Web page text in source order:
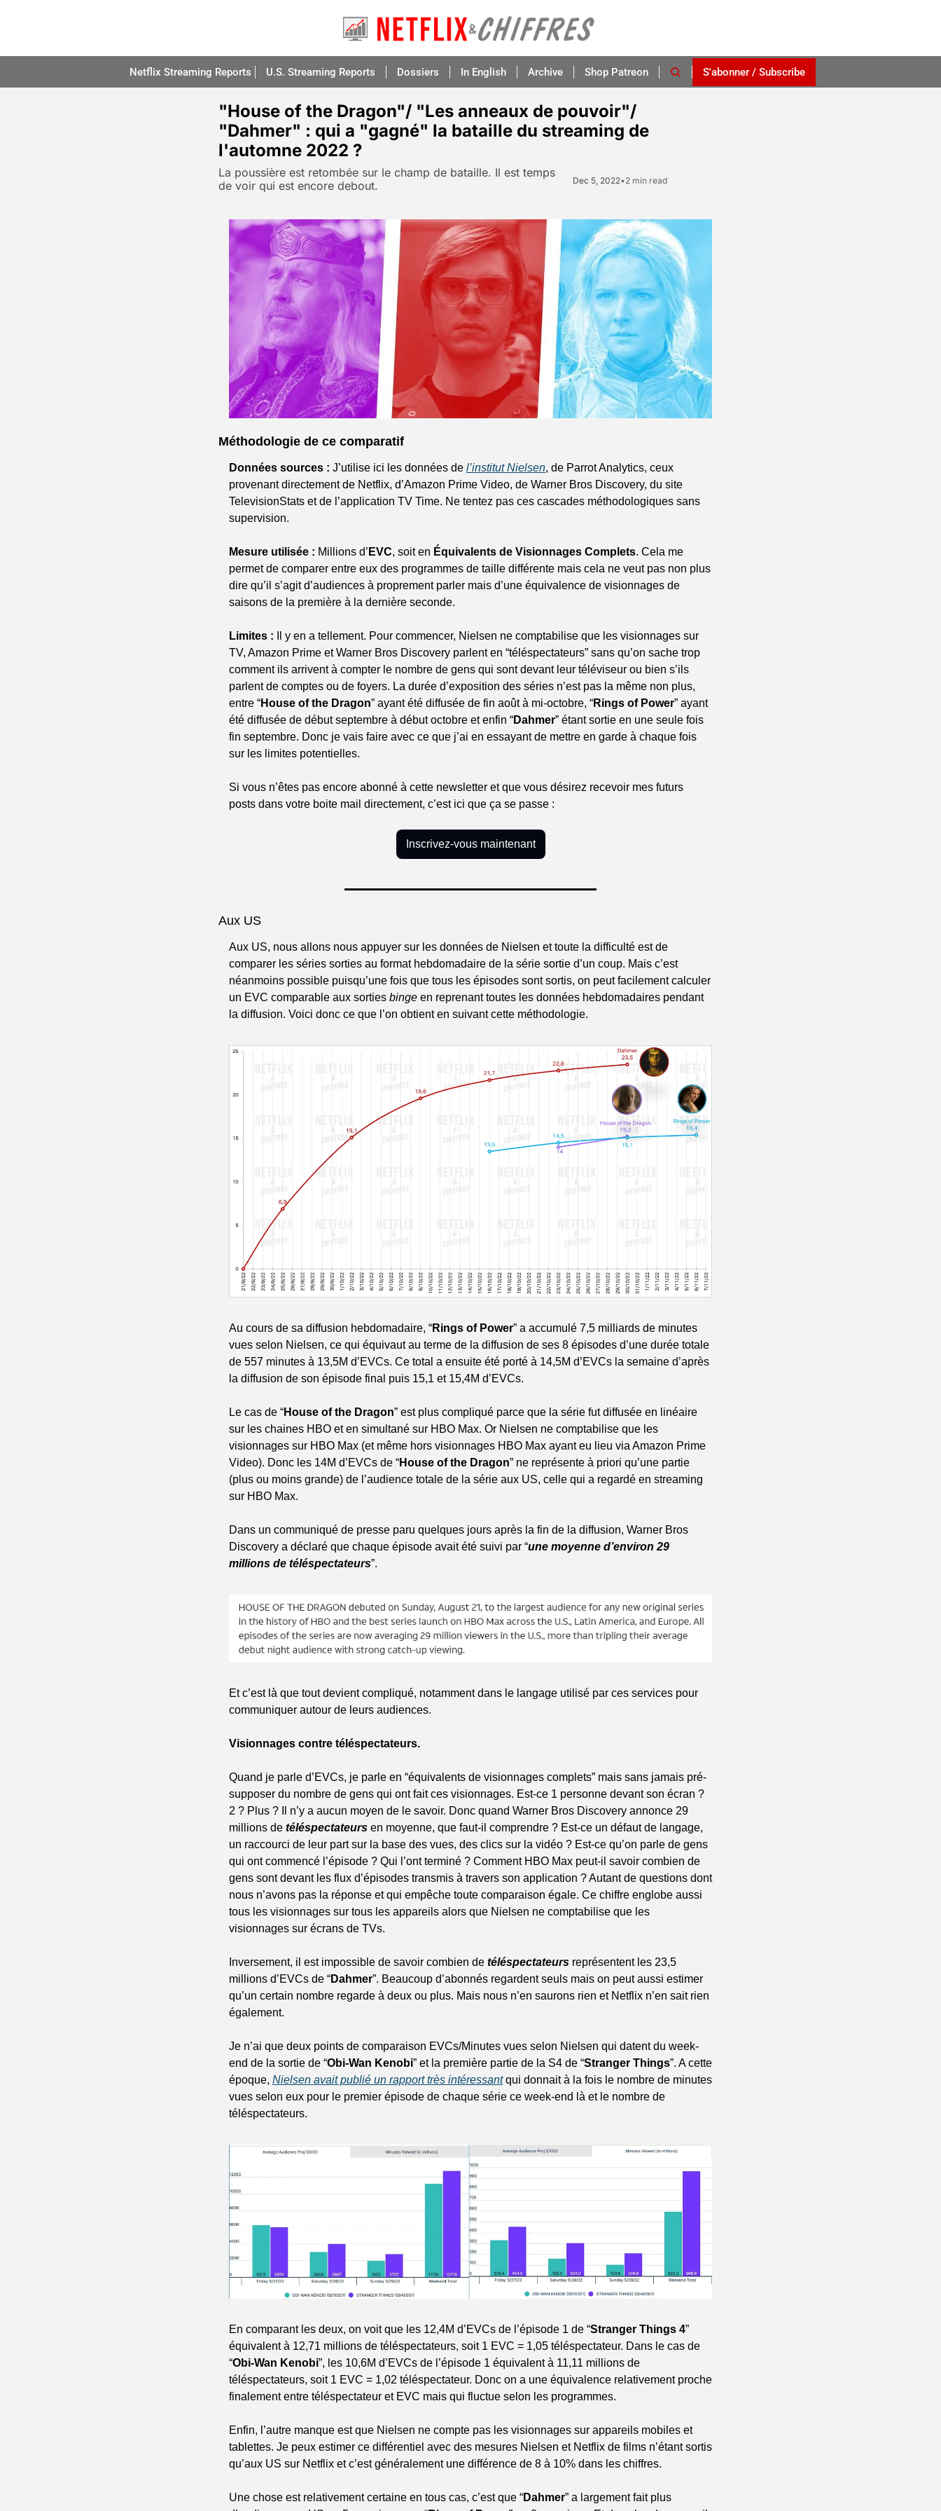
Netflix Streaming Reports U.S. Streaming Reports Dossiers In English Archive Shop Patreon S'abonner / Subscribe
"House of the Dragon"/ "Les anneaux de pouvoir"/
"Dahmer" : qui a "gagné" la bataille du streaming de
l'automne 2022 ?
La poussière est retombée sur le champ de bataille. Il est temps
de voir qui est encore debout.
Dec 5, 2022•2 min read
Méthodologie de ce comparatif
Données sources : J’utilise ici les données de l’institut Nielsen, de Parrot Analytics, ceux
provenant directement de Netflix, d’Amazon Prime Video, de Warner Bros Discovery, du site
TelevisionStats et de l’application TV Time. Ne tentez pas ces cascades méthodologiques sans
supervision.
Mesure utilisée : Millions d’ EVC, soit en Équivalents de Visionnages Complets. Cela me
permet de comparer entre eux des programmes de taille différente mais cela ne veut pas non plus
dire qu’il s’agit d’audiences à proprement parler mais d’une équivalence de visionnages de
saisons de la première à la dernière seconde.
Limites : Il y en a tellement. Pour commencer, Nielsen ne comptabilise que les visionnages sur
TV, Amazon Prime et Warner Bros Discovery parlent en “téléspectateurs” sans qu’on sache trop
comment ils arrivent à compter le nombre de gens qui sont devant leur téléviseur ou bien s’ils
parlent de comptes ou de foyers. La durée d’exposition des séries n’est pas la même non plus,
entre “House of the Dragon” ayant été diffusée de fin août à mi-octobre, “Rings of Power” ayant
été diffusée de début septembre à début octobre et enfin “Dahmer” étant sortie en une seule fois
fin septembre. Donc je vais faire avec ce que j’ai en essayant de mettre en garde à chaque fois
sur les limites potentielles.
Si vous n’êtes pas encore abonné à cette newsletter et que vous désirez recevoir mes futurs
posts dans votre boite mail directement, c’est ici que ça se passe :
Inscrivez-vous maintenant
Aux US
Aux US, nous allons nous appuyer sur les données de Nielsen et toute la difficulté est de
comparer les séries sorties au format hebdomadaire de la série sortie d’un coup. Mais c’est
néanmoins possible puisqu’une fois que tous les épisodes sont sortis, on peut facilement calculer
un EVC comparable aux sorties binge en reprenant toutes les données hebdomadaires pendant
la diffusion. Voici donc ce que l’on obtient en suivant cette méthodologie.
Au cours de sa diffusion hebdomadaire, “Rings of Power” a accumulé 7,5 milliards de minutes
vues selon Nielsen, ce qui équivaut au terme de la diffusion de ses 8 épisodes d’une durée totale
de 557 minutes à 13,5M d’EVCs. Ce total a ensuite été porté à 14,5M d’EVCs la semaine d’après
la diffusion de son épisode final puis 15,1 et 15,4M d’EVCs.
Le cas de “House of the Dragon” est plus compliqué parce que la série fut diffusée en linéaire
sur les chaines HBO et en simultané sur HBO Max. Or Nielsen ne comptabilise que les
visionnages sur HBO Max (et même hors visionnages HBO Max ayant eu lieu via Amazon Prime
Video). Donc les 14M d’EVCs de “House of the Dragon” ne représente à priori qu’une partie
(plus ou moins grande) de l’audience totale de la série aux US, celle qui a regardé en streaming
sur HBO Max.
Dans un communiqué de presse paru quelques jours après la fin de la diffusion, Warner Bros
Discovery a déclaré que chaque épisode avait été suivi par “une moyenne d’environ 29
millions de téléspectateurs”.
Et c’est là que tout devient compliqué, notamment dans le langage utilisé par ces services pour
communiquer autour de leurs audiences.
Visionnages contre téléspectateurs.
Quand je parle d’EVCs, je parle en “équivalents de visionnages complets” mais sans jamais pré-
supposer du nombre de gens qui ont fait ces visionnages. Est-ce 1 personne devant son écran ?
2 ? Plus ? Il n’y a aucun moyen de le savoir. Donc quand Warner Bros Discovery annonce 29
millions de téléspectateurs en moyenne, que faut-il comprendre ? Est-ce un défaut de langage,
un raccourci de leur part sur la base des vues, des clics sur la vidéo ? Est-ce qu’on parle de gens
qui ont commencé l’épisode ? Qui l’ont terminé ? Comment HBO Max peut-il savoir combien de
gens sont devant les flux d’épisodes transmis à travers son application ? Autant de questions dont
nous n’avons pas la réponse et qui empêche toute comparaison égale. Ce chiffre englobe aussi
tous les visionnages sur tous les appareils alors que Nielsen ne comptabilise que les
visionnages sur écrans de TVs.
Inversement, il est impossible de savoir combien de téléspectateurs représentent les 23,5
millions d’EVCs de “Dahmer”. Beaucoup d’abonnés regardent seuls mais on peut aussi estimer
qu’un certain nombre regarde à deux ou plus. Mais nous n’en saurons rien et Netflix n’en sait rien
également.
Je n’ai que deux points de comparaison EVCs/Minutes vues selon Nielsen qui datent du week-
end de la sortie de “Obi-Wan Kenobi” et la première partie de la S4 de “Stranger Things”. A cette
époque, Nielsen avait publié un rapport très intéressant qui donnait à la fois le nombre de minutes
vues selon eux pour le premier épisode de chaque série ce week-end là et le nombre de
téléspectateurs.
En comparant les deux, on voit que les 12,4M d’EVCs de l’épisode 1 de “Stranger Things 4”
équivalent à 12,71 millions de téléspectateurs, soit 1 EVC = 1,05 téléspectateur. Dans le cas de
“Obi-Wan Kenobi”, les 10,6M d’EVCs de l’épisode 1 équivalent à 11,11 millions de
téléspectateurs, soit 1 EVC = 1,02 téléspectateur. Donc on a une équivalence relativement proche
finalement entre téléspectateur et EVC mais qui fluctue selon les programmes.
Enfin, l’autre manque est que Nielsen ne compte pas les visionnages sur appareils mobiles et
tablettes. Je peux estimer ce différentiel avec des mesures Nielsen et Netflix de films n’étant sortis
qu’aux US sur Netflix et c’est généralement une différence de 8 à 10% dans les chiffres.
Une chose est relativement certaine en tous cas, c’est que “Dahmer” a largement fait plus